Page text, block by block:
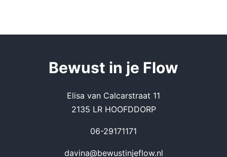
Bewust in je Flow
Elisa van Calcarstraat 11
2135 LR HOOFDDORP
06-29171171
davina@bewustinjeflow.nl